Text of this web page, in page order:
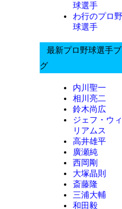
球選手
わ行のプロ野
球選手
最新プロ野球選手ブ
グ
内川聖一
相川亮二
鈴木尚広
ジェフ・ウィ
リアムス
高井雄平
廣瀬純
西岡剛
大塚晶則
斎藤隆
三浦大輔
和田毅